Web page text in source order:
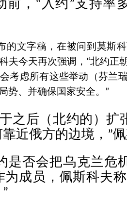
前，“入约”支持率
的文字稿，在被问到莫斯
夫今天再次强调，“北约正
考虑所有这些举动（芬兰
势、并确保国家安全。”
之后（北约的）扩
近俄方的边境，”
是否会把乌克兰危
为成员，佩斯科夫